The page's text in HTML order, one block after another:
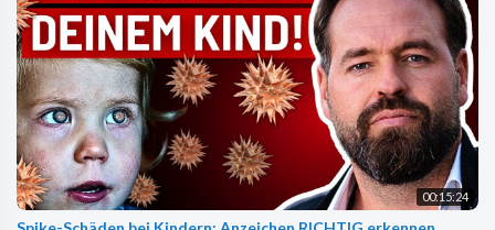
00:15:24